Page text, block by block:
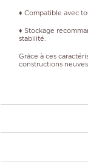
♦ Compatible avec
♦ Stockage
stabilité.
Grâce à ces
constructions